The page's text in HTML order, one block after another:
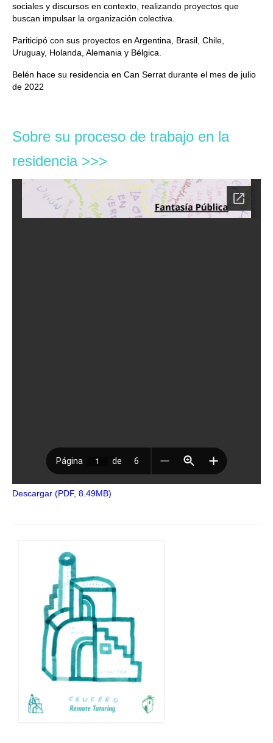
sociales y discursos en contexto, realizando proyectos que
buscan impulsar la organización colectiva.
Pariticipó con sus proyectos en Argentina, Brasil, Chile,
Uruguay, Holanda, Alemania y Bélgica.
Belén hace su residencia en Can Serrat durante el mes de julio
de 2022
Sobre su proceso de trabajo en la
residencia >>>
Descargar (PDF, 8.49MB)